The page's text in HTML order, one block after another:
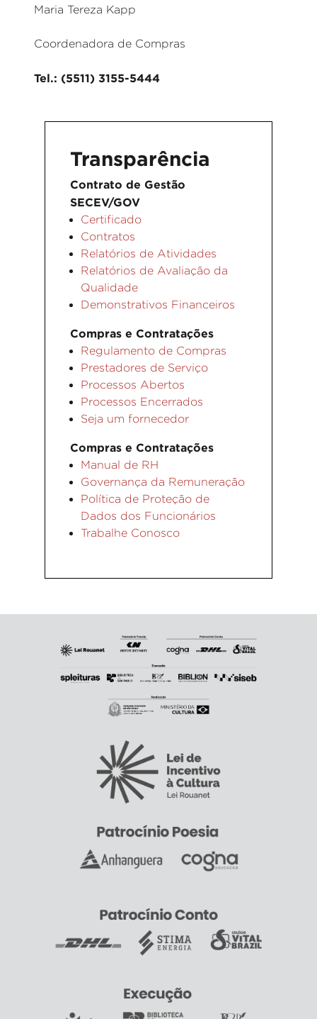
Maria Tereza Kapp
Coordenadora de Compras
Tel.: (5511) 3155-5444
Transparência
Contrato de Gestão
SECEV/GOV
Certificado
Contratos
Relatórios de Atividades
Relatórios de Avaliação da
Qualidade
Demonstrativos Financeiros
Compras e Contratações
Regulamento de Compras
Prestadores de Serviço
Processos Abertos
Processos Encerrados
Seja um fornecedor
Compras e Contratações
Manual de RH
Governança da Remuneração
Política de Proteção de
Dados dos Funcionários
Trabalhe Conosco